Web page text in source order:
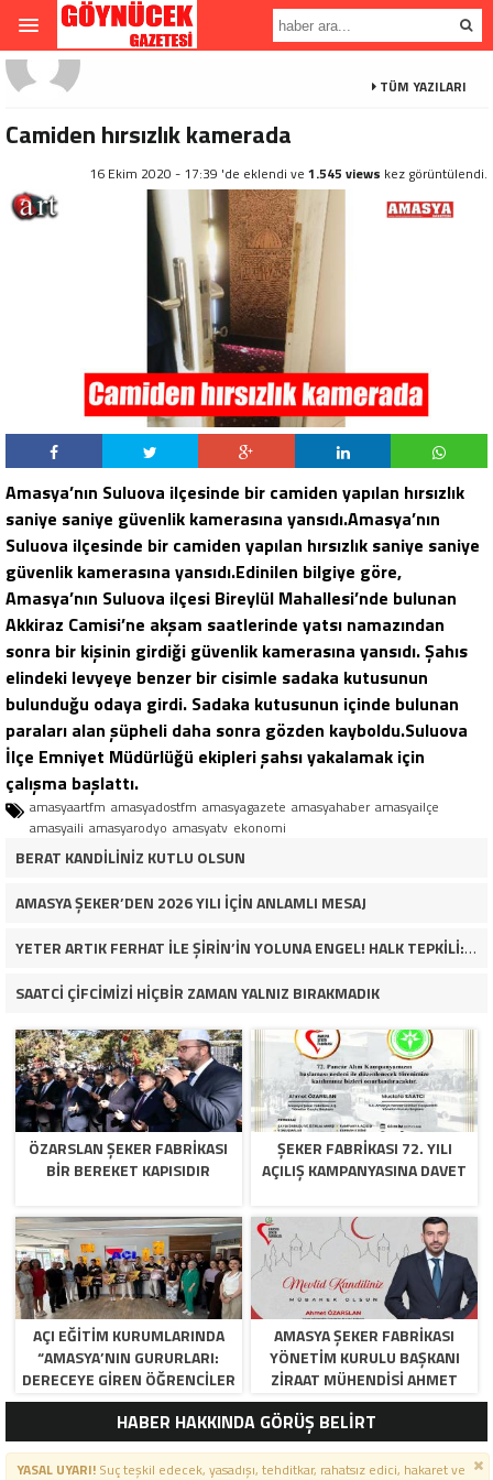
TÜM YAZILARI
Camiden hırsızlık kamerada
16 Ekim 2020 - 17:39 'de eklendi ve 1.545 views kez görüntülendi.
Amasya’nın Suluova ilçesinde bir camiden yapılan hırsızlık
saniye saniye güvenlik kamerasına yansıdı.Amasya’nın
Suluova ilçesinde bir camiden yapılan hırsızlık saniye saniye
güvenlik kamerasına yansıdı.Edinilen bilgiye göre,
Amasya’nın Suluova ilçesi Bireylül Mahallesi’nde bulunan
Akkiraz Camisi’ne akşam saatlerinde yatsı namazından
sonra bir kişinin girdiği güvenlik kamerasına yansıdı. Şahıs
elindeki levyeye benzer bir cisimle sadaka kutusunun
bulunduğu odaya girdi. Sadaka kutusunun içinde bulunan
paraları alan şüpheli daha sonra gözden kayboldu.Suluova
İlçe Emniyet Müdürlüğü ekipleri şahsı yakalamak için
çalışma başlattı.
amasyaartfm amasyadostfm amasyagazete amasyahaber amasyailçe
amasyaili amasyarodyo amasyatv ekonomi
BERAT KANDİLİNİZ KUTLU OLSUN
AMASYA ŞEKER’DEN 2026 YILI İÇİN ANLAMLI MESAJ
YETER ARTIK FERHAT İLE ŞİRİN’İN YOLUNA ENGEL! HALK TEPKİLİ: “YOLU KAPATMAK ÇÖZÜM DEĞİL, GÖREVİNİ YAP!”
SAATCİ ÇİFCİMİZİ HİÇBİR ZAMAN YALNIZ BIRAKMADIK
ÖZARSLAN ŞEKER FABRİKASI
BİR BEREKET KAPISIDIR
ŞEKER FABRİKASI 72. YILI
AÇILIŞ KAMPANYASINA DAVET
AÇI EĞİTİM KURUMLARINDA
“AMASYA’NIN GURURLARI:
DERECEYE GIREN ÖĞRENCILER
İÇIN ANLAMLI TÖREN”
AMASYA ŞEKER FABRIKASI
YÖNETIM KURULU BAŞKANI
ZIRAAT MÜHENDISI AHMET
ÖZARSLAN’IN MEVLID KANDILI
MESAJI
HABER HAKKINDA GÖRÜŞ BELİRT
YASAL UYARI!Suç teşkil edecek, yasadışı, tehditkar, rahatsız edici, hakaret ve